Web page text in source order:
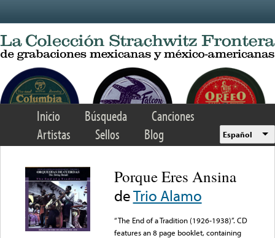
Inicio Búsqueda
Canciones
Artistas
Sellos Blog Español
Porque Eres Ansina
deTrio Alamo
“The End of a Tradition (1926-1938)”. CD
features an 8 page booklet, containing